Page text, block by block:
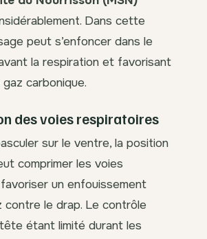
Dans cette
peut s’enfoncer dans le
la respiration et favorisant
gaz carbonique.
des voies respiratoires
sur le ventre, la position
comprimer les voies
un enfouissement
contre le drap. Le contrôle
étant limité durant les